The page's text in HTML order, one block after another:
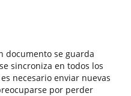
documento se guarda
sincroniza en todos los
necesario enviar nuevas
por perder